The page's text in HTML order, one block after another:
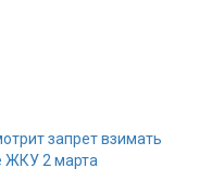
запрет взимать
ЖКУ 2 марта